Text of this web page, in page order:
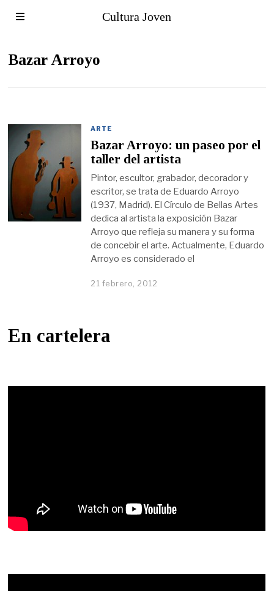
Cultura Joven
Bazar Arroyo
ARTE
Bazar Arroyo: un paseo por el
taller del artista
Pintor, escultor, grabador, decorador y
escritor, se trata de Eduardo Arroyo
(1937, Madrid). El Círculo de Bellas Artes
dedica al artista la exposición Bazar
Arroyo que refleja su manera y su forma
de concebir el arte. Actualmente, Eduardo
Arroyo es considerado el
21 febrero, 2012
En cartelera